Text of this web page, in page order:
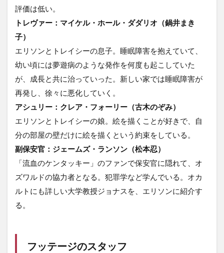
評価は低い。
トレヴァー：マイケル・ホール・ダダリオ（鍋井まき
子）
エリソンとトレイシーの息子。睡眠障害を抱えていて、
幼い頃には夢遊病のような発作を何度も起こしていた
が、成長と共に治っていった。新しい家では睡眠障害が
再発し、徐々に悪化していく。
アシュリー：クレア・フォーリー（古木のぞみ）
エリソンとトレイシーの娘。絵を描くことが好きで、自
分の部屋の壁だけに絵を描くという約束をしている。
副保安官：ジェームズ・ランソン（松本忍）
「流血のケンタッキー」のファンで保安官に隠れて、オ
ズワルドの協力者となる。犯罪学など学んでいる。オカ
ルトにも詳しい大学教授ジョナスを、エリソンに紹介す
る。
フッテージのスタッフ